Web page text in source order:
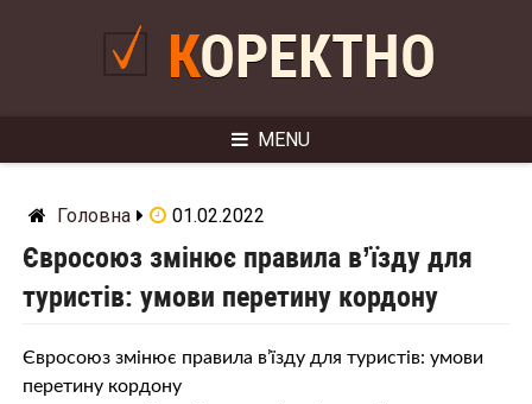
КОРЕКТНО
MENU
Головна 01.02.2022
Євросоюз змінює правила в’їзду для
туристів: умови перетину кордону
Євросоюз змінює правила в’їзду для туристів: умови
перетину кордону